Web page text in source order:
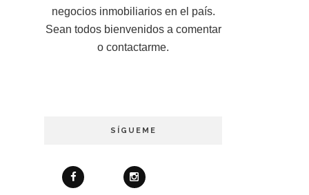
negocios inmobiliarios en el país.
Sean todos bienvenidos a comentar
o contactarme.
SÍGUEME